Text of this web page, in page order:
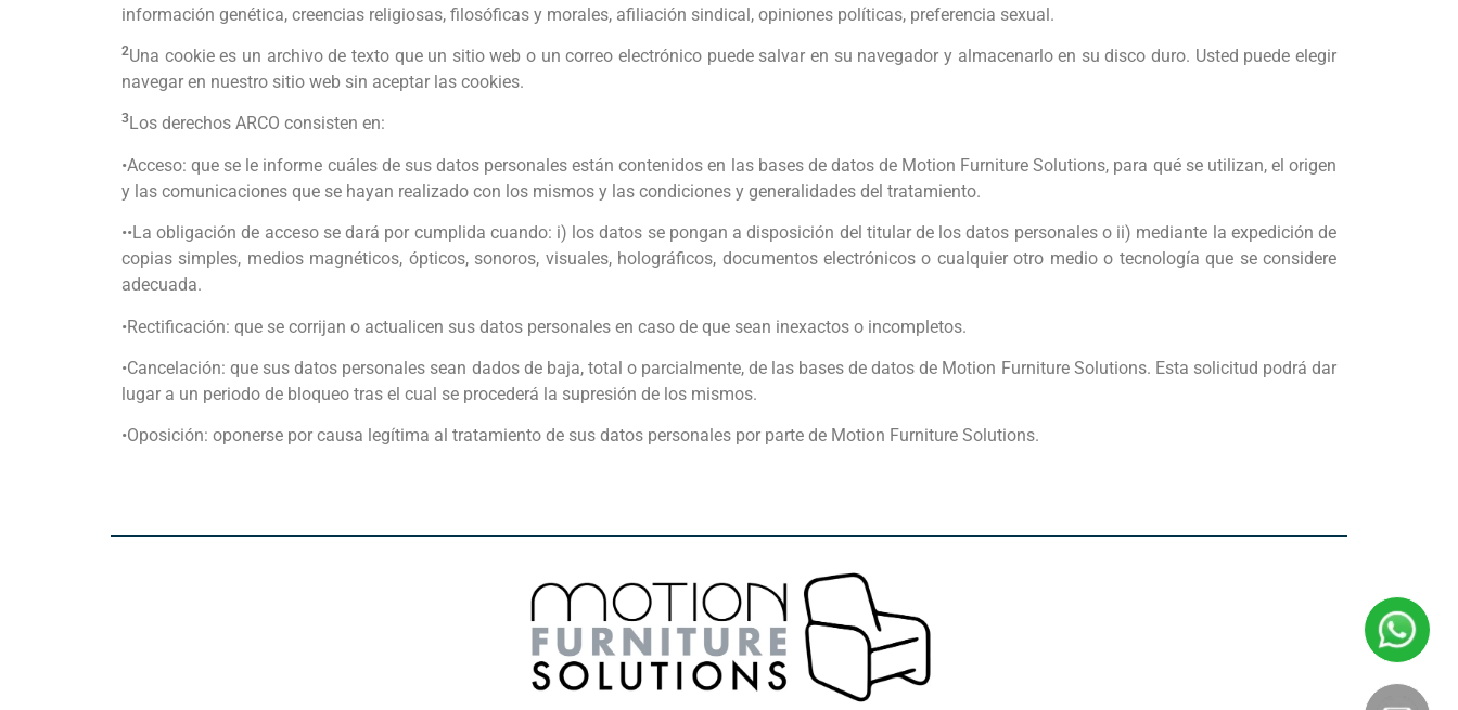
información genética, creencias religiosas, filosóficas y morales, afiliación sindical, opiniones políticas, preferencia sexual.
2Una cookie es un archivo de texto que un sitio web o un correo electrónico puede salvar en su navegador y almacenarlo en su disco duro. Usted puede elegir
navegar en nuestro sitio web sin aceptar las cookies.
3 Los derechos ARCO consisten en:
•Acceso: que se le informe cuáles de sus datos personales están contenidos en las bases de datos de Motion Furniture Solutions, para qué se utilizan, el origen
y las comunicaciones que se hayan realizado con los mismos y las condiciones y generalidades del tratamiento.
••La obligación de acceso se dará por cumplida cuando: i) los datos se pongan a disposición del titular de los datos personales o ii) mediante la expedición de
copias simples, medios magnéticos, ópticos, sonoros, visuales, holográficos, documentos electrónicos o cualquier otro medio o tecnología que se considere
adecuada.
•Rectificación: que se corrijan o actualicen sus datos personales en caso de que sean inexactos o incompletos.
•Cancelación: que sus datos personales sean dados de baja, total o parcialmente, de las bases de datos de Motion Furniture Solutions. Esta solicitud podrá dar
lugar a un periodo de bloqueo tras el cual se procederá la supresión de los mismos.
•Oposición: oponerse por causa legítima al tratamiento de sus datos personales por parte de Motion Furniture Solutions.